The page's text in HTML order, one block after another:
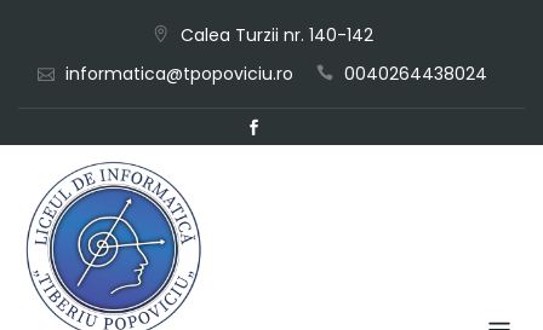
content
Calea Turzii nr. 140-142
informatica@tpopoviciu.ro
0040264438024